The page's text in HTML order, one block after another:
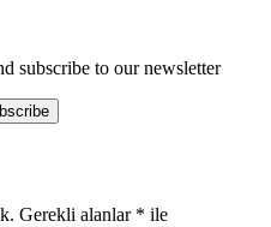
subscribe to our newsletter
Gerekli alanlar * ile